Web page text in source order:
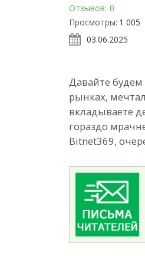
Отзывов: 0
Просмотры: 1 005
03.06.2025
Давайте
рынках,
вкладываете
гораздо
Bitnet369,